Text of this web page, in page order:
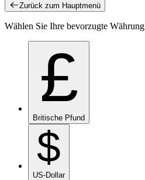
Zurück zum Hauptmenü
Wählen Sie Ihre bevorzugte Währung
£
Britische Pfund
$
US-Dollar